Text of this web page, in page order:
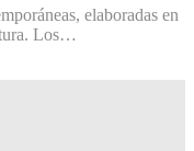
elaboradas en
Los…